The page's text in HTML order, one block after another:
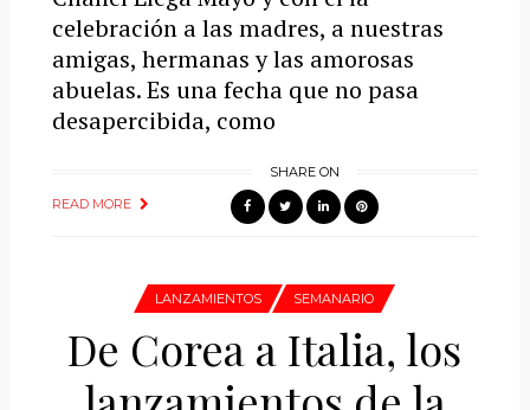
celebración a las madres, a nuestras
amigas, hermanas y las amorosas
abuelas. Es una fecha que no pasa
desapercibida, como
READ MORE
SHARE ON
LANZAMIENTOS SEMANARIO
De Corea a Italia, los